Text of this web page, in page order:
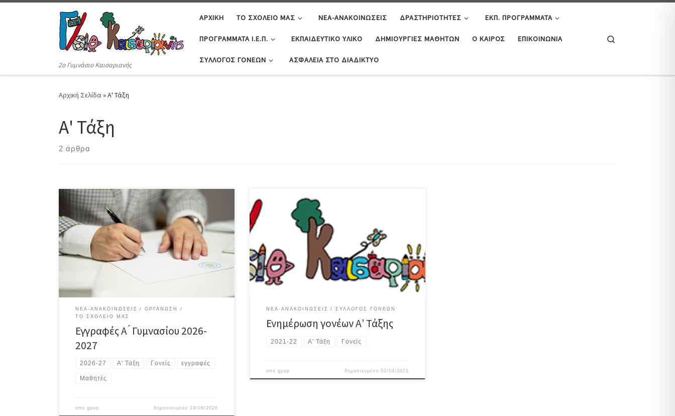
Μετάβαση στο περιεχόμενο
2ο Γυμνάσιο Καισαριανής
ΑΡΧΙΚΉ ΤΟ ΣΧΟΛΕΊΟ ΜΑΣ ΝΈΑ-ΑΝΑΚΟΙΝΏΣΕΙΣ ΔΡΑΣΤΗΡΙΌΤΗΤΕΣ ΕΚΠ. ΠΡΟΓΡΆΜΜΑΤΑ
ΠΡΟΓΡΆΜΜΑΤΑ Ι.Ε.Π. ΕΚΠΑΙΔΕΥΤΙΚΌ ΥΛΙΚΌ ΔΗΜΙΟΥΡΓΊΕΣ ΜΑΘΗΤΏΝ Ο ΚΑΙΡΌΣ ΕΠΙΚΟΙΝΩΝΊΑ
ΣΎΛΛΟΓΟΣ ΓΟΝΈΩΝ ΑΣΦΆΛΕΙΑ ΣΤΟ ΔΙΑΔΊΚΤΥΟ
Αρχική Σελίδα»Α' Τάξη
Α' Τάξη
2 άρθρα
ΠΡΟΣ ΤΟΥΣ ΓΟΝΕΙΣ ΚΑΙ ΚΗΔΕΜΟΝΕΣ ΤΩΝ ΜΑΘΗΤΩΝ/
ΤΡΙΩΝ ΠΟΥ ΘΑ ΦΟΙΤΗΣΟΥΝ ΣΤΗΝ Α’ ΤΑΞΗ ΓΥΜΝΑΣΙΟΥ
Οι γονείς/κηδεμόνες των μαθητών που θα φοιτήσουν
στην Α΄ Γυμνασίου το σχολικό έτος 2026-2027 πρέπει
πριν την έναρξη των μαθημάτων να προσκομίσουν ή
να προωθήσουν ηλεκτρονικά στο σχολείο αφού
προηγουμένως έχουν υπογραφεί, τα παρακάτω
ΝΈΑ-ΑΝΑΚΟΙΝΏΣΕΙΣ
ΟΡΓΆΝΩΣΗ
ΤΟ ΣΧΟΛΕΊΟ ΜΑΣ
Εγγραφές Α ́ Γυμνασίου 2026-
2027
2026-27 Α' Τάξη Γονείς εγγραφές
Μαθητές
απόgpap δημοσιευμένο 19/06/2026
Αγαπητοί γονείς και κηδεμόνες των μαθητών της Α΄
τάξης, σας προσκαλούμε την Τετάρτη 10 Νοεμβρίου
2021 και ώρα 17:30 στο χώρο του 2ου Γυμνασίου
Καισαριανής για να σας ενημερώσουμε σχετικά με τη
λειτουργία του σχολείου και τη φοίτηση των παιδιών
σας. Στη συνάντηση θα είναι παρούσα και η κα
Μαρκουίζου […]
ΝΈΑ-ΑΝΑΚΟΙΝΏΣΕΙΣ ΣΎΛΛΟΓΟΣ ΓΟΝΈΩΝ
Ενημέρωση γονέων Α’ Τάξης
2021-22 Α' Τάξη Γονείς
απόgpap δημοσιευμένο 02/04/2021